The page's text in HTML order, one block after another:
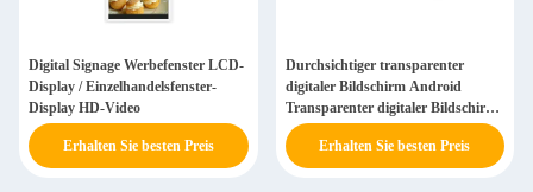
Digital Signage Werbefenster LCD-
Display / Einzelhandelsfenster-
Display HD-Video
Erhalten Sie besten Preis
Durchsichtiger transparenter
digitaler Bildschirm Android
Transparenter digitaler Bildschirm
Interaktiv
Erhalten Sie besten Preis